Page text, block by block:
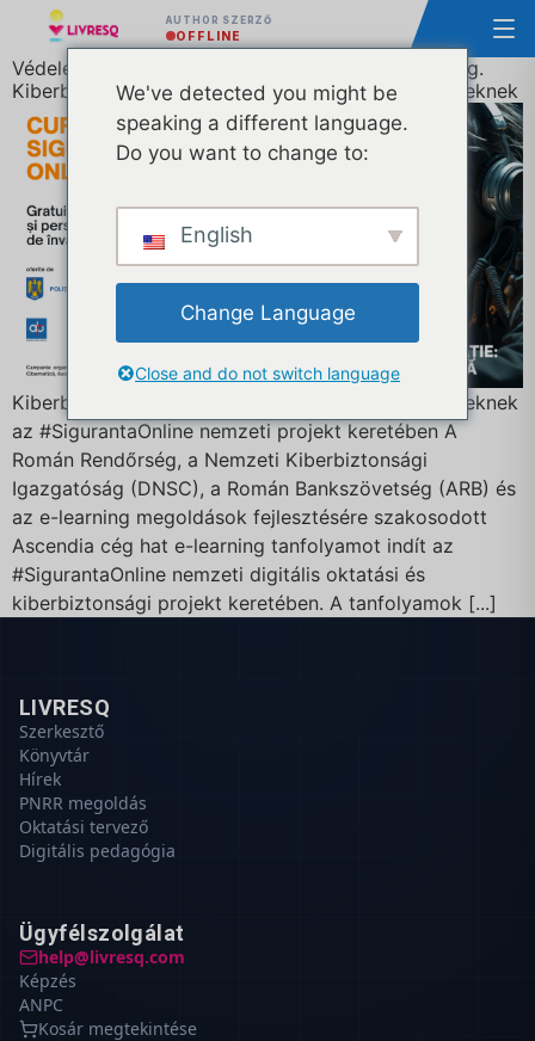
AUTHOR SZERZŐ
OFFLINE
Védelem az oktatáson keresztül: digitális biztonság.
Kiberbiztonsági tanfolyamok diákoknak és felnőtteknek
Kiberbiztonsági tanfolyamok diákoknak és felnőtteknek
az #SigurantaOnline nemzeti projekt keretében A
Román Rendőrség, a Nemzeti Kiberbiztonsági
Igazgatóság (DNSC), a Román Bankszövetség (ARB) és
az e-learning megoldások fejlesztésére szakosodott
Ascendia cég hat e-learning tanfolyamot indít az
#SigurantaOnline nemzeti digitális oktatási és
kiberbiztonsági projekt keretében. A tanfolyamok [...]
LIVRESQ
Szerkesztő
Könyvtár
Hírek
PNRR megoldás
Oktatási tervező
Digitális pedagógia
Ügyfélszolgálat
help@livresq.com
Képzés
ANPC
Kosár megtekintése
We've detected you might be
speaking a different language.
Do you want to change to:
English
Change Language
Close and do not switch language